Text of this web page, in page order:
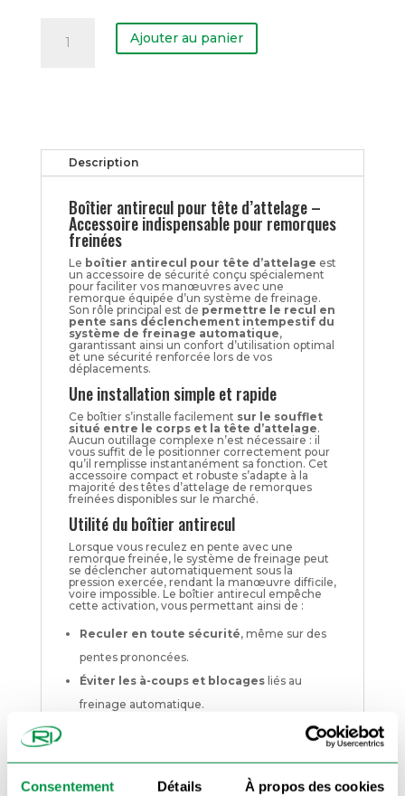
Consentement Détails À propos des cookies
Boîtier
Ajouter au panier
Description
Boîtier antirecul pour tête d’attelage –
Accessoire indispensable pour remorques
freinées
Le boîtier antirecul pour tête d’attelage est
un accessoire de sécurité conçu spécialement
pour faciliter vos manœuvres avec une
remorque équipée d’un système de freinage.
Son rôle principal est de permettre le recul en
pente sans déclenchement intempestif du
système de freinage automatique,
garantissant ainsi un confort d’utilisation optimal
et une sécurité renforcée lors de vos
déplacements.
Une installation simple et rapide
Ce boîtier s’installe facilement sur le soufflet
situé entre le corps et la tête d’attelage.
Aucun outillage complexe n’est nécessaire : il
vous suffit de le positionner correctement pour
qu’il remplisse instantanément sa fonction. Cet
accessoire compact et robuste s’adapte à la
majorité des têtes d’attelage de remorques
freinées disponibles sur le marché.
Utilité du boîtier antirecul
Lorsque vous reculez en pente avec une
remorque freinée, le système de freinage peut
se déclencher automatiquement sous la
pression exercée, rendant la manœuvre difficile,
voire impossible. Le boîtier antirecul empêche
cette activation, vous permettant ainsi de :
Reculer en toute sécurité, même sur des
pentes prononcées.
Éviter les à-coups et blocagesliés au
freinage automatique.